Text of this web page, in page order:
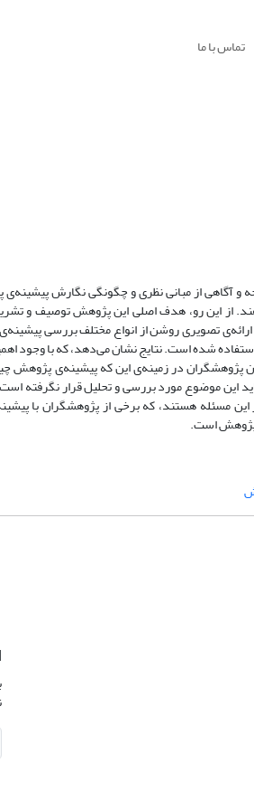
تماس با ما
و آگاهی از مبانی نظری و چگونگی نگارش
از این رو، هدف اصلی این پژوهش توصیف و
تصویری روشن از انواع مختلف بررسی
شده است. نتایج نشان می‌دهد، که با وجود
پژوهشگران در زمینه‌ی این که پیشینه‌‌ی پژوهش
این موضوع مورد بررسی و تحلیل قرار نگرفته
مسئله هستند، که برخی از پژوهشگران با
پژوهش است.